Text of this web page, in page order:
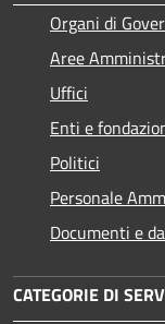
Organi di
Aree
Uffici
Enti e
Politici
Personale
Documenti e
CATEGORIE DI